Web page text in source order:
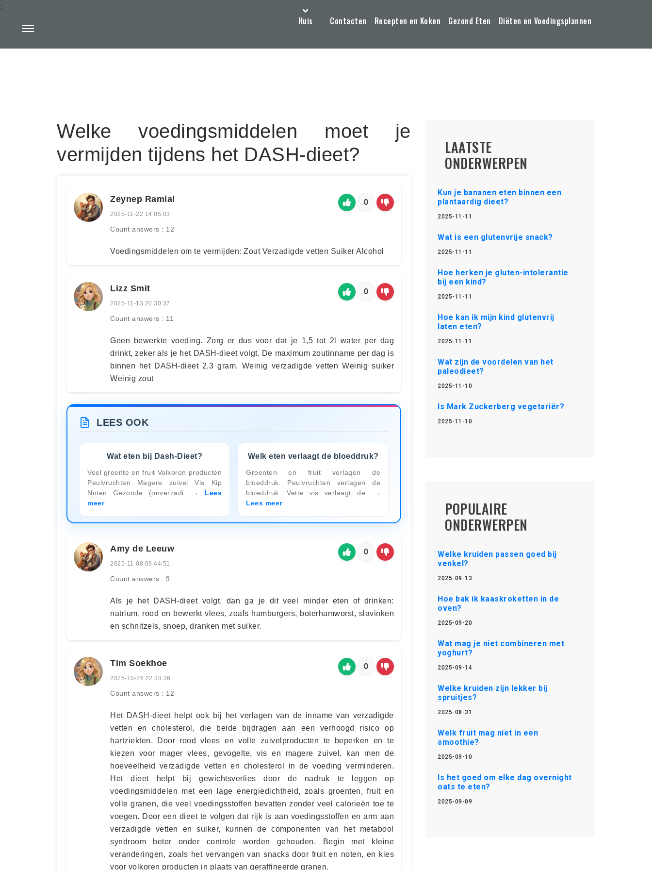
Huis Contacten Recepten en Koken Gezond Eten Diëten en Voedingsplannen
:
Welke voedingsmiddelen moet je
vermijden tijdens het DASH-dieet?
Zeynep Ramlal
2025-11-22 14:05:03
Count answers : 12
0
Voedingsmiddelen om te vermijden: Zout Verzadigde vetten Suiker Alcohol
Lizz Smit
2025-11-13 20:30:37
Count answers : 11
0
Geen bewerkte voeding. Zorg er dus voor dat je 1,5 tot 2l water per dag
drinkt, zeker als je het DASH-dieet volgt. De maximum zoutinname per dag is
binnen het DASH-dieet 2,3 gram. Weinig verzadigde vetten Weinig suiker
Weinig zout
LEES OOK
Wat eten bij Dash-Dieet?
Veel groente en fruit Volkoren producten
Peulvruchten Magere zuivel Vis Kip
Noten Gezonde (onverzadi
Lees
meer
Welk eten verlaagt de bloeddruk?
Groenten en fruit verlagen de
bloeddruk. Peulvruchten verlagen de
bloeddruk. Vette vis verlaagt de
Lees meer
Amy de Leeuw
2025-11-08 09:44:51
Count answers : 9
0
Als je het DASH-dieet volgt, dan ga je dit veel minder eten of drinken:
natrium, rood en bewerkt vlees, zoals hamburgers, boterhamworst, slavinken
en schnitzels, snoep, dranken met suiker.
Tim Soekhoe
2025-10-26 22:38:26
Count answers : 12
0
Het DASH-dieet helpt ook bij het verlagen van de inname van verzadigde
vetten en cholesterol, die beide bijdragen aan een verhoogd risico op
hartziekten. Door rood vlees en volle zuivelproducten te beperken en te
kiezen voor mager vlees, gevogelte, vis en magere zuivel, kan men de
hoeveelheid verzadigde vetten en cholesterol in de voeding verminderen.
Het dieet helpt bij gewichtsverlies door de nadruk te leggen op
voedingsmiddelen met een lage energiedichtheid, zoals groenten, fruit en
volle granen, die veel voedingsstoffen bevatten zonder veel calorieën toe te
voegen. Door een dieet te volgen dat rijk is aan voedingsstoffen en arm aan
verzadigde vetten en suiker, kunnen de componenten van het metabool
syndroom beter onder controle worden gehouden. Begin met kleine
veranderingen, zoals het vervangen van snacks door fruit en noten, en kies
voor volkoren producten in plaats van geraffineerde granen.
LAATSTE
ONDERWERPEN
Kun je bananen eten binnen een
plantaardig dieet?
2025-11-11
Wat is een glutenvrije snack?
2025-11-11
Hoe herken je gluten-intolerantie
bij een kind?
2025-11-11
Hoe kan ik mijn kind glutenvrij
laten eten?
2025-11-11
Wat zijn de voordelen van het
paleodieet?
2025-11-10
Is Mark Zuckerberg vegetariër?
2025-11-10
POPULAIRE
ONDERWERPEN
Welke kruiden passen goed bij
venkel?
2025-09-13
Hoe bak ik kaaskroketten in de
oven?
2025-09-20
Wat mag je niet combineren met
yoghurt?
2025-09-14
Welke kruiden zijn lekker bij
spruitjes?
2025-08-31
Welk fruit mag niet in een
smoothie?
2025-09-10
Is het goed om elke dag overnight
oats te eten?
2025-09-09